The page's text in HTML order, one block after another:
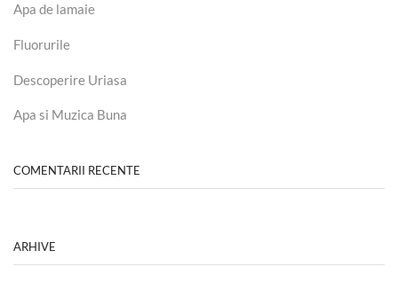
Apa de lamaie
Fluorurile
Descoperire Uriasa
Apa si Muzica Buna
COMENTARII RECENTE
ARHIVE